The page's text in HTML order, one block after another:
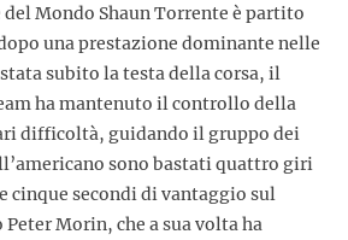
del Mondo Shaun Torrente è partito
una prestazione dominante nelle
subito la testa della corsa, il
ha mantenuto il controllo della
difficoltà, guidando il gruppo dei
sono bastati quattro giri
cinque secondi di vantaggio sul
Morin, che a sua volta ha